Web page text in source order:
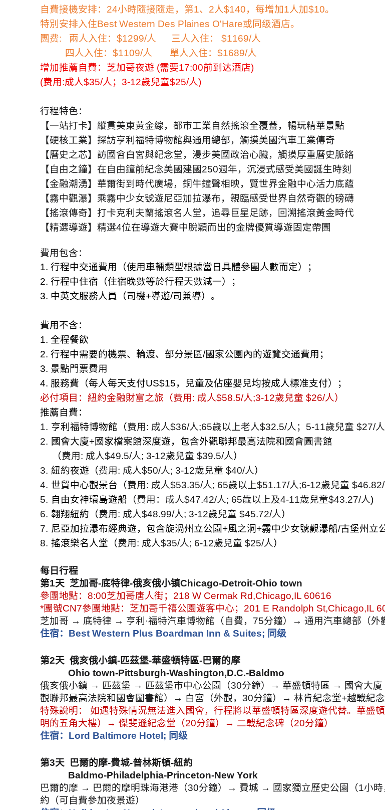
自費接機安排： 24小時隨接隨走，第1、 2人$140，每增加1人加$10。
特別安排入住Best Western Des Plaines O'Hare或同级酒店。
團费: 兩人入住： $1299/人 三人入住： $1169/人
四人入住： $1109/人 單人入住： $1689/人
增加推薦自費：芝加哥夜遊 (需要17:00前到达酒店)
(费用:成人$35/人； 3-12歲兒童$25/人)
行程特色：
【一站打卡】縱貫美東黃金線，都市工業自然搖滾全覆蓋，暢玩精華景點
【硬核工業】探訪亨利福特博物館與通用總部，觸摸美國汽車工業傳奇
【曆史之芯】訪國會白宮與紀念堂，漫步美國政治心臟，觸摸厚重曆史脈絡
【自由之鐘】在自由鐘前紀念美國建國250週年，沉浸式感受美國誕生時刻
【金融潮湧】華爾街到時代廣場，銅牛鐘聲相映，覽世界金融中心活力底蘊
【霧中觀瀑】乘霧中少女號遊尼亞加拉瀑布，親臨感受世界自然奇觀的磅礴
【搖滾傳奇】打卡克利夫蘭搖滾名人堂，追尋巨星足跡，回溯搖滾黃金時代
【精選導遊】精選4位在導遊大賽中脫穎而出的金牌優質導遊固定帶團
費用包含：
1. 行程中交通費用（使用車輛類型根據當日具體參團人數而定）；
2. 行程中住宿（住宿晚數等於行程天數減一）；
3. 中英文服務人員（司機+導遊/司兼導）。
費用不含：
1. 全程餐飲
2. 行程中需要的機票、輪渡、部分景區/國家公園內的遊覽交通費用；
3. 景點門票費用
4. 服務費（每人每天支付US$15，兒童及佔座嬰兒均按成人標准支付）；
必付項目：紐約金融財富之旅（费用: 成人$58.5/人;3-12歲兒童 $26/人）
推薦自費：
1. 亨利福特博物館（费用: 成人$36/人;65歲以上老人$32.5/人； 5-11歲兒童 $27/人
2. 國會大廈+國家檔案館深度遊，包含外觀聯邦最高法院和國會圖書館
（费用: 成人$49.5/人; 3-12歲兒童 $39.5/人）
3. 紐約夜遊（费用: 成人$50/人; 3-12歲兒童 $40/人）
4. 世貿中心觀景台（费用: 成人$53.35/人; 65歲以上$51.17/人;6-12歲兒童 $46.82/
5. 自由女神環島遊船 （費用：成人$47.42/人; 65歲以上及4-11歲兒童$43.27/人)
6. 翱翔紐約（费用: 成人$48.99/人; 3-12歲兒童 $45.72/人）
7. 尼亞加拉瀑布經典遊，包含旋渦州立公園+風之洞+霧中少女號觀瀑船/古堡州立
8. 搖滾樂名人堂（费用: 成人$35/人; 6-12歲兒童 $25/人）
每日行程
第1天 芝加哥-底特律-俄亥俄小镇Chicago-Detroit-Ohio town
參團地點： 8:00芝加哥唐人街； 218 W Cermak Rd,Chicago,IL 60616
*團號CN7參團地點： 芝加哥千禧公園遊客中心； 201 E Randolph St,Chicago,IL
芝加哥 → 底特律 → 亨利·福特汽車博物館（自費， 75分鐘）→ 通用汽車總部（外
住宿： Best Western Plus Boardman Inn & Suites; 同级
第2天 俄亥俄小鎮-匹茲堡-華盛頓特區-巴爾的摩
Ohio town-Pittsburgh-Washington,D.C.-Baldmo
俄亥俄小鎮 → 匹茲堡 → 匹茲堡市中心公園（30分鐘）→ 華盛頓特區 → 國會大廈
觀聯邦最高法院和國會圖書館）→ 白宮（外觀， 30分鐘）→ 林肯紀念堂+越戰紀
特殊說明： 如遇特殊情況無法進入國會，行程將以華盛頓特區深度遊代替。華盛
明的五角大樓）→ 傑斐遜紀念堂（20分鐘）→ 二戰紀念碑（20分鐘）
住宿： Lord Baltimore Hotel; 同级
第3天 巴爾的摩-費城-普林斯頓-紐約
Baldmo-Philadelphia-Princeton-New York
巴爾的摩 → 巴爾的摩明珠海港港（30分鐘）→ 費城 → 國家獨立歷史公園（1小
約（可自費參加夜景遊）